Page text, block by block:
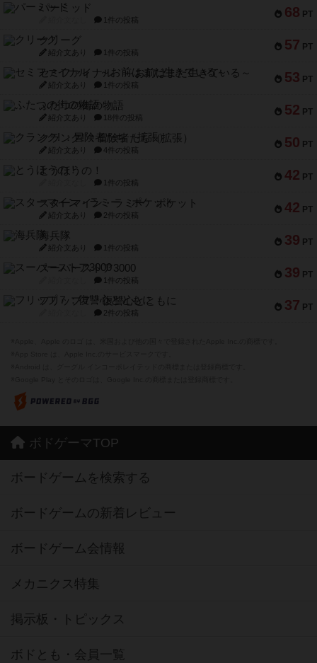
68 PT
パーミッド
1件の投稿
57 PT
クリーグ
紹介文あり 1件の投稿
53 PT
セミファイナル ～お前はまだ生きている～
紹介文あり 1件の投稿
52 PT
ふたつの街の物語
紹介文あり 18件の投稿
50 PT
クランク! ：冒険者たち（拡張）
紹介文あり 4件の投稿
42 PT
とうほうの！
1件の投稿
42 PT
スターマイン・ラミー ポケット
紹介文あり 2件の投稿
39 PT
海兵隊
紹介文あり 1件の投稿
39 PT
スーパーストア3000
1件の投稿
37 PT
フリップ７：復讐心とともに
2件の投稿
ボドゲーマTOP
ボードゲームを検索する
ボードゲームの新着レビュー
ボードゲーム会情報
メカニクス特集
掲示板・トピックス
ボドとも・会員一覧